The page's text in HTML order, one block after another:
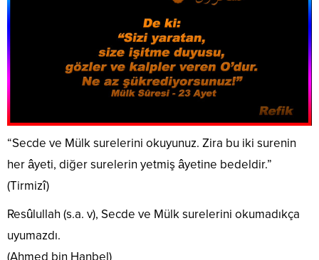
“Secde ve Mülk surelerini okuyunuz. Zira bu iki surenin
her âyeti, diğer surelerin yetmiş âyetine bedeldir.”
(Tirmizî)
Resûlullah (s.a. v), Secde ve Mülk surelerini okumadıkça
uyumazdı.
(Ahmed bin Hanbel)